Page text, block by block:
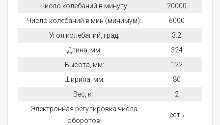
Число колебаний в минуту:
20000
Число колебаний в мин (минимум):
6000
Угол колебаний, град:
3.2
Длина, мм:
324
Высота, мм:
122
Ширина, мм:
80
Вес, кг:
2
Электронная регулировка числа
оборотов:
есть